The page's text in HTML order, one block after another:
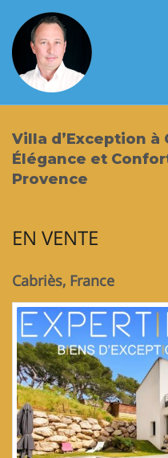
Villa d’Exception à
Élégance et
Provence
EN VENTE
Cabriès, France